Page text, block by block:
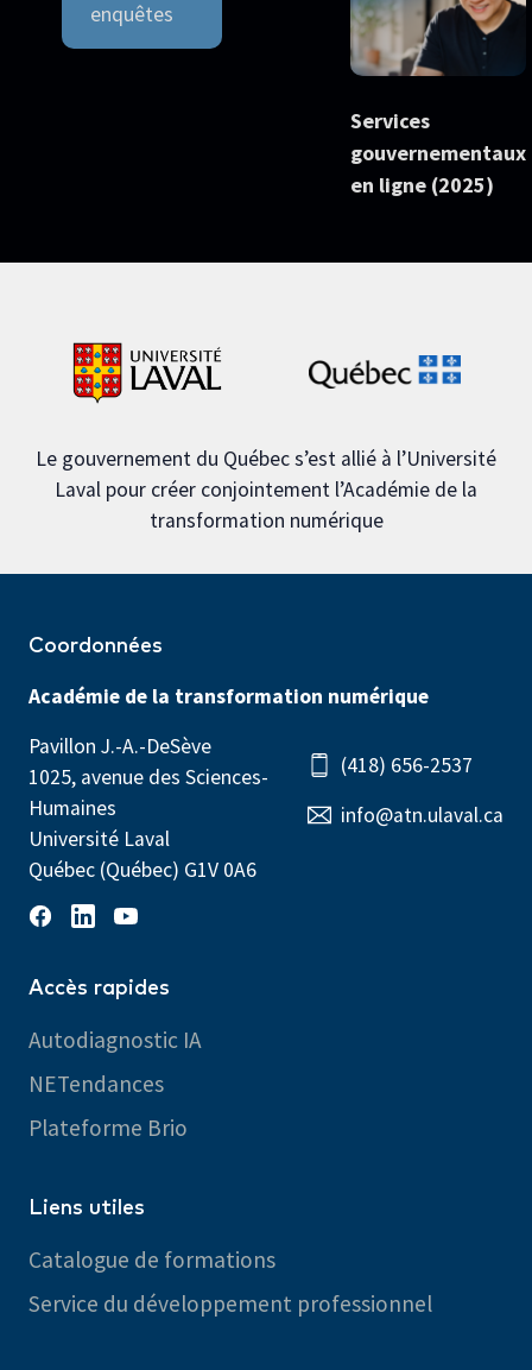
enquêtes
Services
gouvernementaux
en ligne (2025)
Le gouvernement du Québec s’est allié à l’Université
Laval pour créer conjointement l’Académie de la
transformation numérique
Coordonnées
Académie de la transformation numérique
Pavillon J.-A.-DeSève
1025, avenue des Sciences-
Humaines
Université Laval
Québec (Québec) G1V 0A6
(418) 656-2537
info@atn.ulaval.ca
Accès rapides
Autodiagnostic IA
NETendances
Plateforme Brio
Liens utiles
Catalogue de formations
Service du développement professionnel